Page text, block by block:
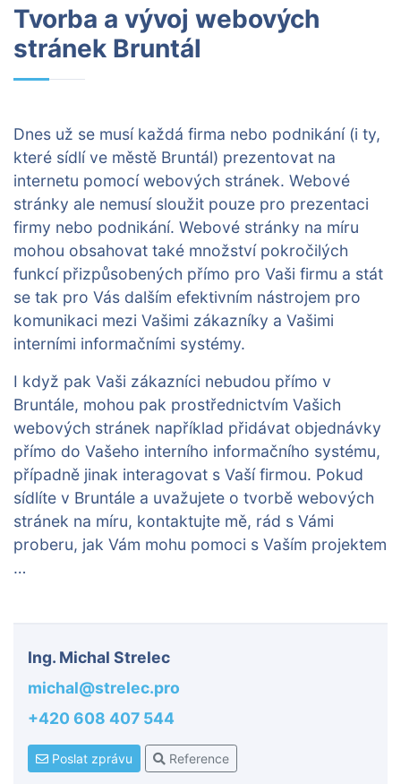
Tvorba a vývoj webových
stránek Bruntál
Dnes už se musí každá firma nebo podnikání (i ty,
které sídlí ve městě Bruntál) prezentovat na
internetu pomocí webových stránek. Webové
stránky ale nemusí sloužit pouze pro prezentaci
firmy nebo podnikání. Webové stránky na míru
mohou obsahovat také množství pokročilých
funkcí přizpůsobených přímo pro Vaši firmu a stát
se tak pro Vás dalším efektivním nástrojem pro
komunikaci mezi Vašimi zákazníky a Vašimi
interními informačními systémy.
I když pak Vaši zákazníci nebudou přímo v
Bruntále, mohou pak prostřednictvím Vašich
webových stránek například přidávat objednávky
přímo do Vašeho interního informačního systému,
případně jinak interagovat s Vaší firmou. Pokud
sídlíte v Bruntále a uvažujete o tvorbě webových
stránek na míru, kontaktujte mě, rád s Vámi
proberu, jak Vám mohu pomoci s Vaším projektem
…
Ing. Michal Strelec
michal@strelec.pro
+420 608 407 544
Poslat zprávu Reference